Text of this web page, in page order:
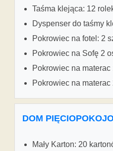
Taśma klejąca: 12
Dyspenser do taśmy
Pokrowiec na fotel: 2
Pokrowiec na Sofę 2
Pokrowiec na
Pokrowiec na
DOM
Mały Karton: 20